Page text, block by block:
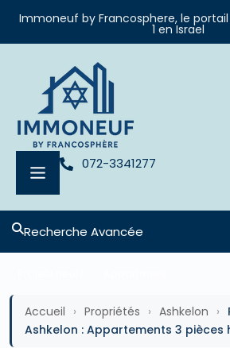
Immoneuf by Francosphere, le
1 en Israel
072-3341277
Recherche Avancée
Accueil › Propriétés › Ashkelon ›
Ashkelon : Appartements 3 pièces